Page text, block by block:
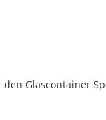
Glascontainer